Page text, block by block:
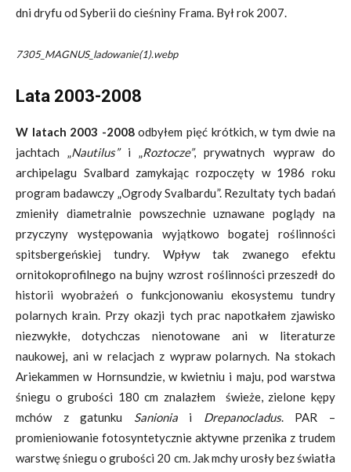
dni dryfu od Syberii do cieśniny Frama. Był rok 2007.
7305_MAGNUS_ladowanie(1).webp
Lata 2003-2008
W latach 2003 -2008odbyłem pięć krótkich, w tym dwie na
jachtach „Nautilus”i „Roztocze”, prywatnych wypraw do
archipelagu Svalbard zamykając rozpoczęty w 1986 roku
program badawczy „Ogrody Svalbardu”. Rezultaty tych badań
zmieniły diametralnie powszechnie uznawane poglądy na
przyczyny występowania wyjątkowo bogatej roślinności
spitsbergeńskiej tundry. Wpływ tak zwanego efektu
ornitokoprofilnego na bujny wzrost roślinności przeszedł do
historii wyobrażeń o funkcjonowaniu ekosystemu tundry
polarnych krain. Przy okazji tych prac napotkałem zjawisko
niezwykłe, dotychczas nienotowane ani w literaturze
naukowej, ani w relacjach z wypraw polarnych. Na stokach
Ariekammen w Hornsundzie, w kwietniu i maju, pod warstwa
śniegu o grubości 180 cm znalazłem świeże, zielone kępy
mchów z gatunku Sanioniai Drepanocladus. PAR –
promieniowanie fotosyntetycznie aktywne przenika z trudem
warstwę śniegu o grubości 20 cm. Jak mchy urosły bez światła